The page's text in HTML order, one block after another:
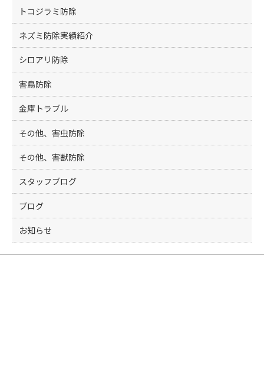
トコジラミ防除
ネズミ防除実績紹介
シロアリ防除
害鳥防除
金庫トラブル
その他、害虫防除
その他、害獣防除
スタッフブログ
ブログ
お知らせ